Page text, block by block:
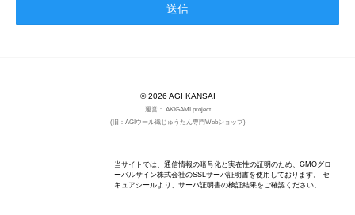
© 2026 AGI KANSAI
運営： AKIGAMI project
(旧：AGIウール織じゅうたん専門Webショップ)
当サイトでは、通信情報の暗号化と実在性の証明のため、GMOグロ
ーバルサイン株式会社のSSLサーバ証明書を使用しております。 セ
キュアシールより、サーバ証明書の検証結果をご確認ください。